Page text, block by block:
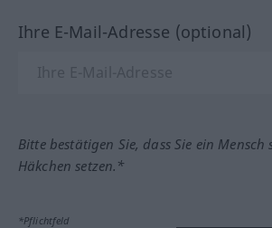
Ihre E-Mail-Adresse (optional)
Bitte bestätigen Sie, dass Sie ein Mensch
Häkchen setzen.*
*Pflichtfeld